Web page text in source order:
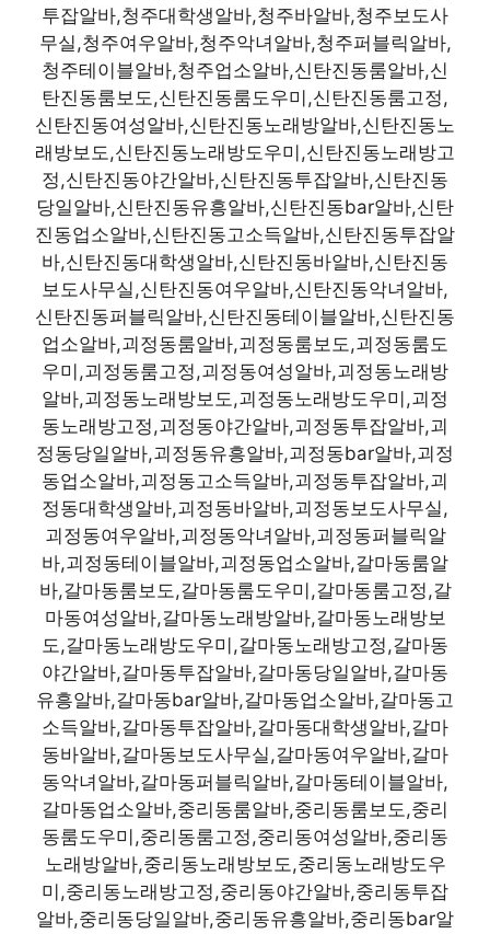
투잡알바,청주대학생알바,청주바알바,청주보도사
무실,청주여우알바,청주악녀알바,청주퍼블릭알바,
청주테이블알바,청주업소알바,신탄진동룸알바,신
탄진동룸보도,신탄진동룸도우미,신탄진동룸고정,
신탄진동여성알바,신탄진동노래방알바,신탄진동노
래방보도,신탄진동노래방도우미,신탄진동노래방고
정,신탄진동야간알바,신탄진동투잡알바,신탄진동
당일알바,신탄진동유흥알바,신탄진동bar알바,신탄
진동업소알바,신탄진동고소득알바,신탄진동투잡알
바,신탄진동대학생알바,신탄진동바알바,신탄진동
보도사무실,신탄진동여우알바,신탄진동악녀알바,
신탄진동퍼블릭알바,신탄진동테이블알바,신탄진동
업소알바,괴정동룸알바,괴정동룸보도,괴정동룸도
우미,괴정동룸고정,괴정동여성알바,괴정동노래방
알바,괴정동노래방보도,괴정동노래방도우미,괴정
동노래방고정,괴정동야간알바,괴정동투잡알바,괴
정동당일알바,괴정동유흥알바,괴정동bar알바,괴정
동업소알바,괴정동고소득알바,괴정동투잡알바,괴
정동대학생알바,괴정동바알바,괴정동보도사무실,
괴정동여우알바,괴정동악녀알바,괴정동퍼블릭알
바,괴정동테이블알바,괴정동업소알바,갈마동룸알
바,갈마동룸보도,갈마동룸도우미,갈마동룸고정,갈
마동여성알바,갈마동노래방알바,갈마동노래방보
도,갈마동노래방도우미,갈마동노래방고정,갈마동
야간알바,갈마동투잡알바,갈마동당일알바,갈마동
유흥알바,갈마동bar알바,갈마동업소알바,갈마동고
소득알바,갈마동투잡알바,갈마동대학생알바,갈마
동바알바,갈마동보도사무실,갈마동여우알바,갈마
동악녀알바,갈마동퍼블릭알바,갈마동테이블알바,
갈마동업소알바,중리동룸알바,중리동룸보도,중리
동룸도우미,중리동룸고정,중리동여성알바,중리동
노래방알바,중리동노래방보도,중리동노래방도우
미,중리동노래방고정,중리동야간알바,중리동투잡
알바,중리동당일알바,중리동유흥알바,중리동bar알